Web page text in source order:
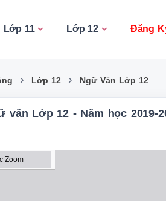
Lớp 11 Lớp 12 Đăng
› Lớp 12 › Ngữ Văn Lớp 12
Lớp 12 - Năm học 2019-